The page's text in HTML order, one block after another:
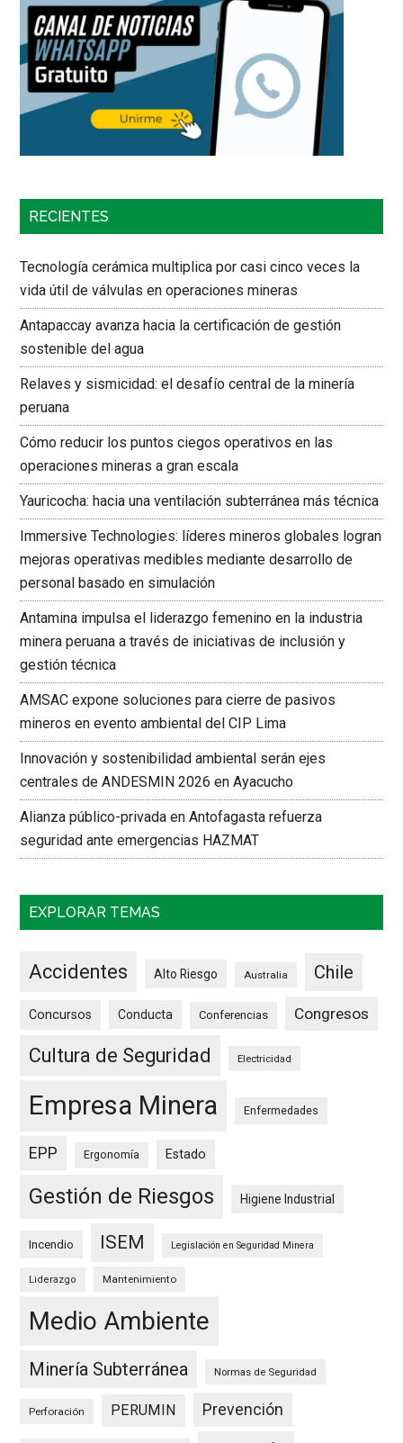
RECIENTES
Tecnología cerámica multiplica por casi cinco veces la
vida útil de válvulas en operaciones mineras
Antapaccay avanza hacia la certificación de gestión
sostenible del agua
Relaves y sismicidad: el desafío central de la minería
peruana
Cómo reducir los puntos ciegos operativos en las
operaciones mineras a gran escala
Yauricocha: hacia una ventilación subterránea más técnica
Immersive Technologies: líderes mineros globales logran
mejoras operativas medibles mediante desarrollo de
personal basado en simulación
Antamina impulsa el liderazgo femenino en la industria
minera peruana a través de iniciativas de inclusión y
gestión técnica
AMSAC expone soluciones para cierre de pasivos
mineros en evento ambiental del CIP Lima
Innovación y sostenibilidad ambiental serán ejes
centrales de ANDESMIN 2026 en Ayacucho
Alianza público-privada en Antofagasta refuerza
seguridad ante emergencias HAZMAT
EXPLORAR TEMAS
Accidentes Alto Riesgo Australia Chile
Concursos Conducta Conferencias Congresos
Cultura de Seguridad Electricidad
Empresa Minera Enfermedades
EPP Ergonomía Estado
Gestión de Riesgos Higiene Industrial
Incendio ISEM Legislación en Seguridad Minera
Liderazgo Mantenimiento
Medio Ambiente
Minería Subterránea Normas de Seguridad
Perforación PERUMIN Prevención